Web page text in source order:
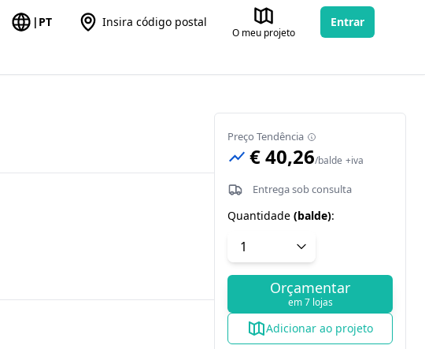
| PT Insira código postal
O meu projeto
Entrar
Preço Tendência
€ 40,26/balde +iva
Entrega sob consulta
Quantidade (balde):
Orçamentar
em 7 lojas
Adicionar ao projeto